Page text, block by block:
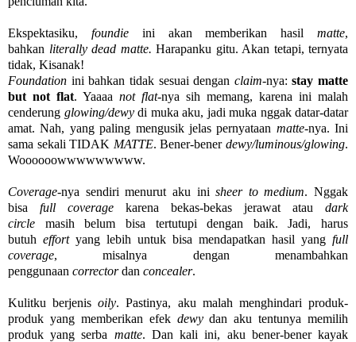
Ekspektasiku, foundieini akan memberikan hasilmatte,
bahkan literally dead matte. Harapanku gitu. Akan tetapi, ternyata
tidak, Kisanak!
Foundation ini bahkan tidak sesuai dengan claim-nya:stay matte
but not flat. Yaaaa not flat-nya sih memang, karena ini malah
cenderung glowing/dewydi muka aku, jadi muka nggak datar-datar
amat. Nah, yang paling mengusik jelas pernyataan matte-nya. Ini
sama sekali TIDAK MATTE. Bener-benerdewy/luminous/glowing.
Woooooowwwwwwwww.
Coverage-nya sendiri menurut aku inisheer to medium. Nggak
bisa full coverage karena bekas-bekas jerawat atau dark
circle masih belum bisa tertutupi dengan baik. Jadi, harus
butuh effortyang lebih untuk bisa mendapatkan hasil yang full
coverage, misalnya dengan menambahkan
penggunaan correctordan concealer.
Kulitku berjenisoily. Pastinya, aku malah menghindari produk-
produk yang memberikan efek dewydan aku tentunya memilih
produk yang serba matte. Dan kali ini, aku bener-bener kayak